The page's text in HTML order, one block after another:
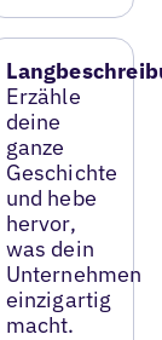
Erzähle
deine
ganze
Geschichte
und hebe
hervor,
was dein
Unternehmen
einzigartig
macht.